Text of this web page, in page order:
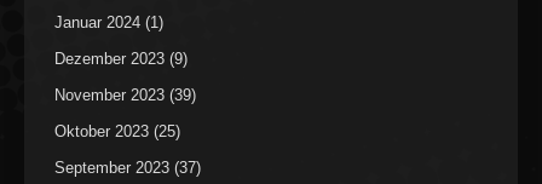
Januar 2024 (1)
Dezember 2023 (9)
November 2023 (39)
Oktober 2023 (25)
September 2023 (37)